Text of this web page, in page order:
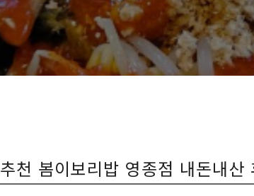
천 봄이보리밥 영종점 내돈내산